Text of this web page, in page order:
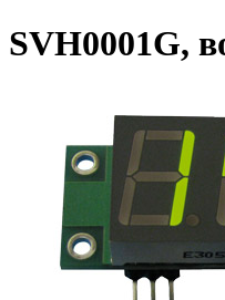
SVH0001G,